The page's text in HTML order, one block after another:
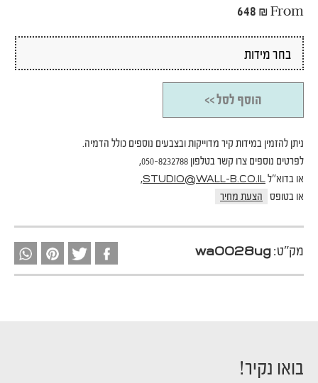
From
648 ₪
הוסף לסל >>
ניתן להזמין במידות קיר מדוייקות ובצבעים נוספים כולל הדמיה.
לפרטים נוספים צרו קשר בטלפון 050-8232788,
או בדוא"לSTUDIO@WALL-B.CO.IL
,
או בטופס
הצעת מחיר
מק"ט:wa0028ug
בואו נקיר!